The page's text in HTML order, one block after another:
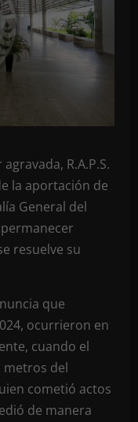
R.A.P.S.
la aportación de
General del
resuelve su
que
ocurrieron en
cuando el
metros del
cometió actos
de manera